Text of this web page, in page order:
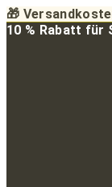
Zum
Inhalt
🎁
10 % Rabatt für